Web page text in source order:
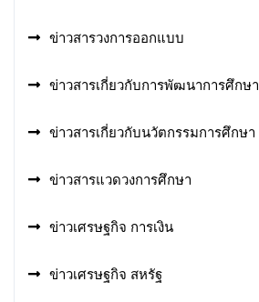
ข่าวสารวงการออกแบบ
ข่าวสารเกี่ยวกับการพัฒนาการศึกษา
ข่าวสารเกี่ยวกับนวัตกรรมการศึกษา
ข่าวสารแวดวงการศึกษา
ข่าวเศรษฐกิจ การเงิน
ข่าวเศรษฐกิจ สหรัฐ